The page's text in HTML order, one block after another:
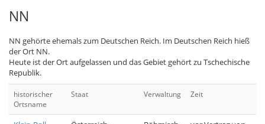
NN
NN gehörte ehemals zum Deutschen Reich. Im Deutschen Reich hieß
der Ort NN.
Heute ist der Ort aufgelassen und das Gebiet gehört zu Tschechische
Republik.
historischer
Ortsname
Staat Verwaltung Zeit